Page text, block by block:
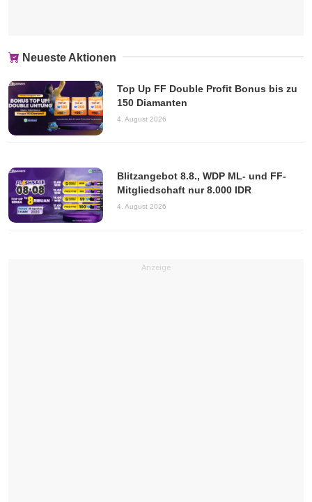
Neueste Aktionen
Top Up FF Double Profit Bonus bis zu
150 Diamanten
4. August 2026
Blitzangebot 8.8., WDP ML- und FF-
Mitgliedschaft nur 8.000 IDR
4. August 2026
Anzeige